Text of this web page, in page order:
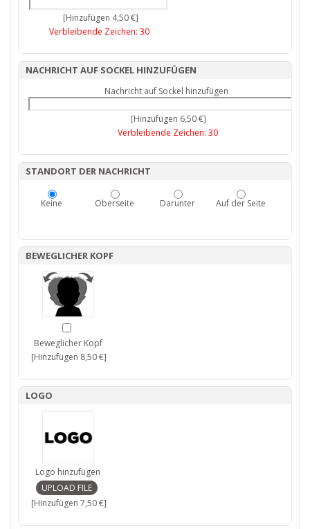
[Hinzufügen 4,50 €]
Verbleibende Zeichen: 30
NACHRICHT AUF SOCKEL HINZUFÜGEN
Nachricht auf Sockel hinzufügen
[Hinzufügen 6,50 €]
Verbleibende Zeichen: 30
STANDORT DER NACHRICHT
Keine Oberseite Darunter Auf der Seite
BEWEGLICHER KOPF
Beweglicher Kopf
[Hinzufügen 8,50 €]
LOGO
Logo hinzufügen
[Hinzufügen 7,50 €]